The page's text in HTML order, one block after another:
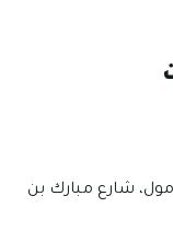
مول، شارع مبارك بن